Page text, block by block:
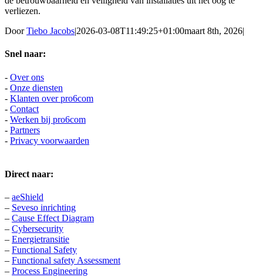
verliezen.
DoorTiebo Jacobs|2026-03-08T11:49:25+01:00maart 8th, 2026|
Snel naar:
- Over ons
- Onze diensten
- Klanten over pro6com
- Contact
- Werken bij pro6com
- Partners
- Privacy voorwaarden
Direct naar:
– aeShield
– Seveso inrichting
– Cause Effect Diagram
– Cybersecurity
– Energietransitie
– Functional Safety
– Functional safety Assessment
– Process Engineering